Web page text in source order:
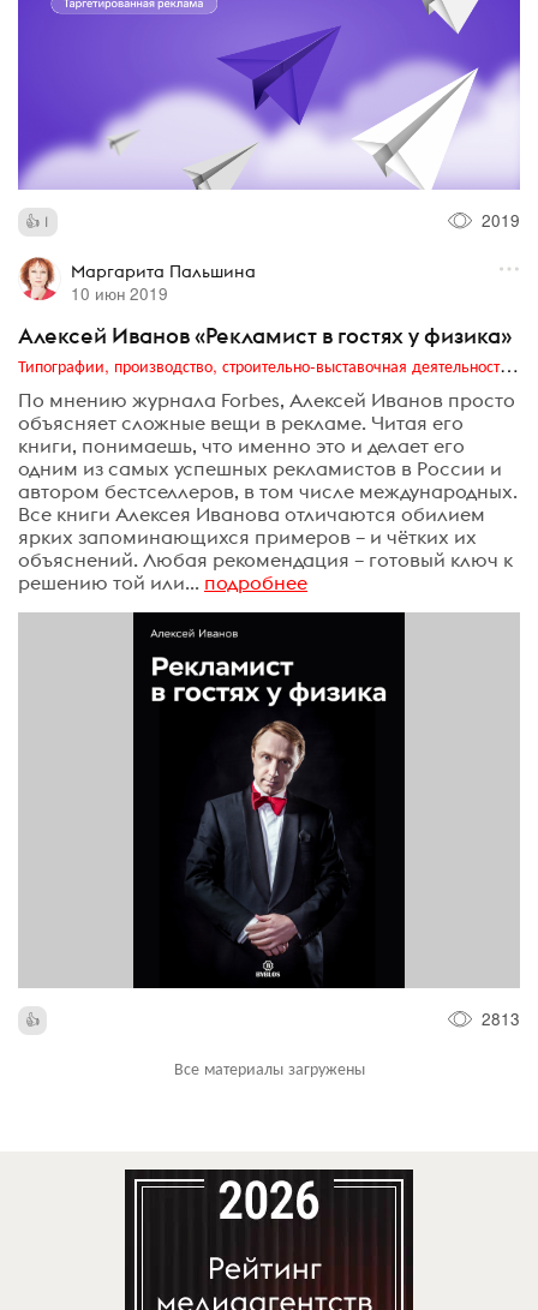
1 2019
Маргарита Пальшина
10 июн 2019
Алексей Иванов «Рекламист в гостях у физика»
Типографии, производство, строительно-выставочная деятельность, транзитная реклама, издательский бизнес
По мнению журнала Forbes, Алексей Иванов просто
объясняет сложные вещи в рекламе. Читая его
книги, понимаешь, что именно это и делает его
одним из самых успешных рекламистов в России и
автором бестселлеров, в том числе международных.
Все книги Алексея Иванова отличаются обилием
ярких запоминающихся примеров – и чётких их
объяснений. Любая рекомендация – готовый ключ к
решению той или... подробнее
2813
Все материалы загружены